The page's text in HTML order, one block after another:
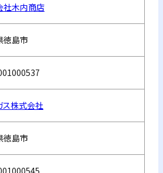
社木内商店
徳島市
ス株式会社
徳島市